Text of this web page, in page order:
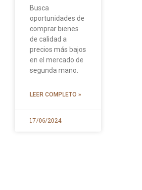
Busca
oportunidades de
comprar bienes
de calidad a
precios más bajos
en el mercado de
segunda mano.
LEER COMPLETO »
17/06/2024